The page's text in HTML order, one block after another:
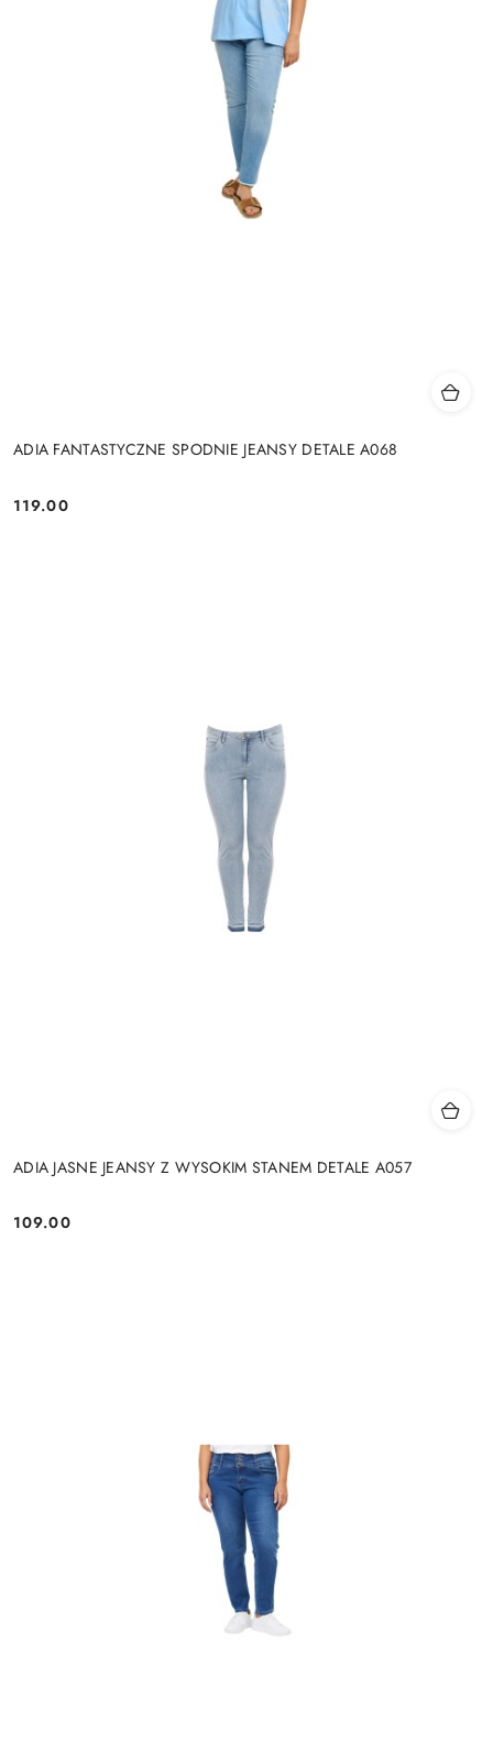
ADIA FANTASTYCZNE SPODNIE JEANSY DETALE A068
Cena:
119.00
ADIA JASNE JEANSY Z WYSOKIM STANEM DETALE A057
Cena:
109.00